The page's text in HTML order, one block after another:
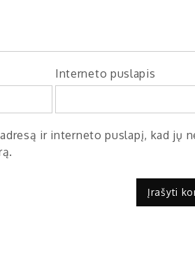
Interneto puslapis
ir interneto puslapį, kad jų